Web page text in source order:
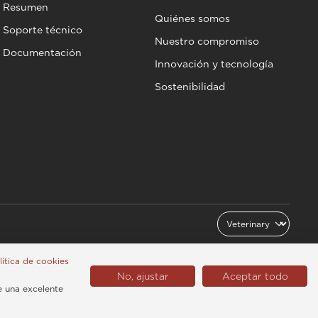
Resumen
Soporte técnico
Documentación
Quiénes somos
Nuestro compromiso
Innovación y tecnología
Sostenibilidad
Latinoamérica (Español)
de cookies
una excelente
No, ajustar Aceptar todo